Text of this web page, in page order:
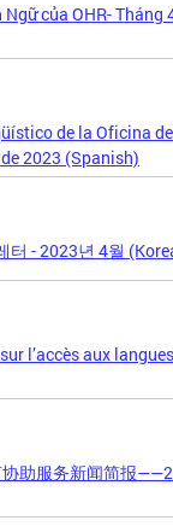
của OHR- Tháng
de la Oficina
2023 (Spanish)
터 - 2023년 4월
l’accès aux
助服务新闻简报